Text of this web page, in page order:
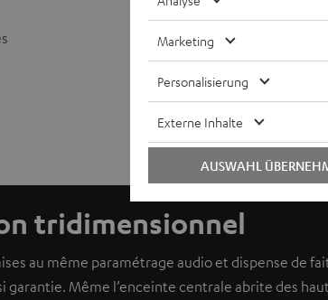
tridimensionnel
au même paramétrage audio et dispense de
garantie. Même l’enceinte centrale abrite des
Marketing
Personalisierung
Externe Inhalte
AUSWAHL